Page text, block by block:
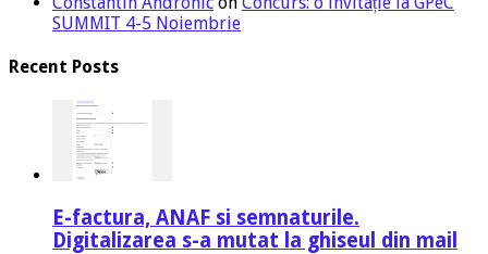
SUMMIT 4-5 Noiembrie
Recent Posts
E-factura, ANAF si semnaturile.
Digitalizarea s-a mutat la ghiseul din mail